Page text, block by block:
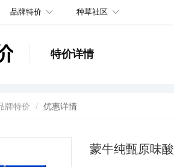
品牌特价 种草社区
特价详情
牌特价 优惠详情
蒙牛纯甄原味